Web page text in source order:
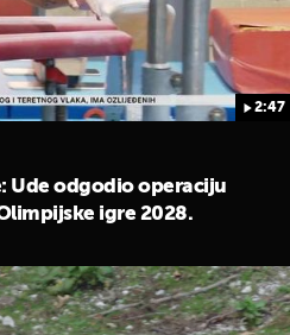
2:47
Ude odgodio operaciju
igre 2028.